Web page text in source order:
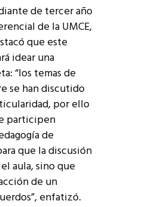
de tercer año
de la UMCE,
que este
idear una
“los temas de
se han discutido
por ello
participen
de
que la discusión
aula, sino que
de un
enfatizó.